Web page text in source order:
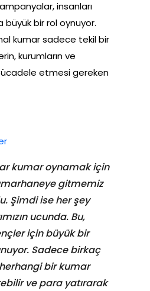
insanları
büyük bir rol oynuyor.
kumar sadece tekil bir
kurumların ve
etmesi gereken
kumar oynamak için
gitmemiz
Şimdi ise her şey
ucunda. Bu,
için büyük bir
Sadece birkaç
bir kumar
ve para yatırarak